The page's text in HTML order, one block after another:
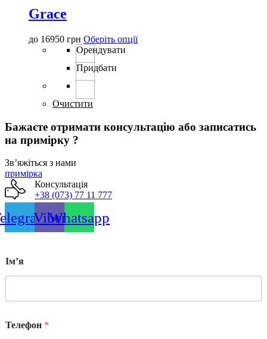
Grace
до 16950 грн Оберіть опціїЦей
на
сторінці
Орендувати
Придбати
Очистити
Бажаєте отримати консультацію або записатись
на примірку ?
Звʼяжіться з нами
примірка
Консультація
+38 (073) 77 11 777
ViberWhatsapp
Імʼя
Телефон *